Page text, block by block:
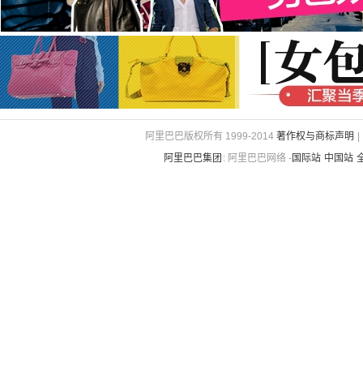
阿里巴巴版权所有 1999-2014 著作权与商标声明
阿里巴巴集团 : 阿里巴巴网络 -国际站 中国站